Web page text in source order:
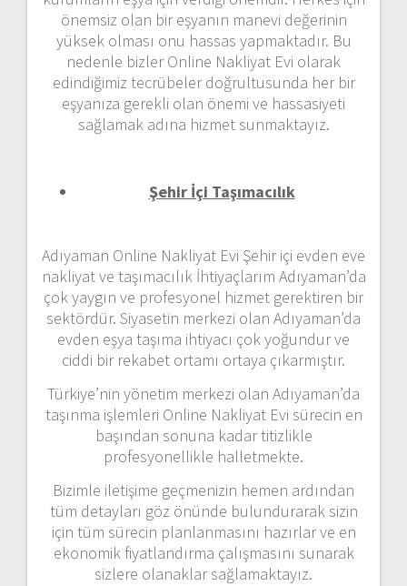
önemsiz olan bir eşyanın manevi değerinin
yüksek olması onu hassas yapmaktadır. Bu
nedenle bizler Online Nakliyat Evi olarak
edindiğimiz tecrübeler doğrultusunda her bir
eşyanıza gerekli olan önemi ve hassasiyeti
sağlamak adına hizmet sunmaktayız.
Şehir İçi Taşımacılık
Adıyaman Online Nakliyat Evi Şehir içi evden eve
nakliyat ve taşımacılık İhtiyaçlarım Adıyaman’da
çok yaygın ve profesyonel hizmet gerektiren bir
sektördür. Siyasetin merkezi olan Adıyaman’da
evden eşya taşıma ihtiyacı çok yoğundur ve
ciddi bir rekabet ortamı ortaya çıkarmıştır.
Türkiye’nin yönetim merkezi olan Adıyaman’da
taşınma işlemleri Online Nakliyat Evi sürecin en
başından sonuna kadar titizlikle
profesyonellikle halletmekte.
Bizimle iletişime geçmenizin hemen ardından
tüm detayları göz önünde bulundurarak sizin
için tüm sürecin planlanmasını hazırlar ve en
ekonomik fiyatlandırma çalışmasını sunarak
sizlere olanaklar sağlamaktayız.